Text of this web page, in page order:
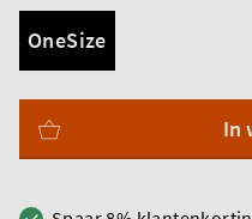
OneSize
In